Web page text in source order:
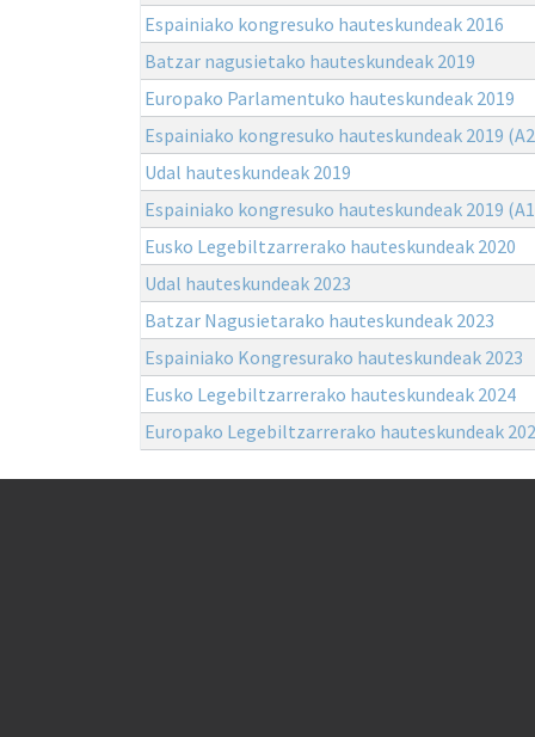
Espainiako kongresuko hauteskundeak 2016
Batzar nagusietako hauteskundeak 2019
Europako Parlamentuko hauteskundeak 2019
Espainiako kongresuko hauteskundeak 2019
Udal hauteskundeak 2019
Espainiako kongresuko hauteskundeak 2019
Eusko Legebiltzarrerako hauteskundeak 2020
Udal hauteskundeak 2023
Batzar Nagusietarako hauteskundeak 2023
Espainiako Kongresurako hauteskundeak 2023
Eusko Legebiltzarrerako hauteskundeak 2024
Europako Legebiltzarrerako hauteskundeak